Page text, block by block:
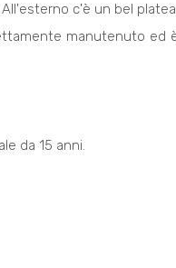
c'è un bel
manutenuto ed
da 15 anni.